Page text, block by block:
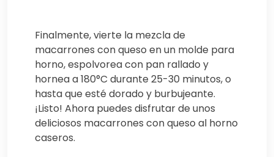
Finalmente, vierte la mezcla de
macarrones con queso en un molde para
horno, espolvorea con pan rallado y
hornea a 180°C durante 25-30 minutos, o
hasta que esté dorado y burbujeante.
¡Listo! Ahora puedes disfrutar de unos
deliciosos macarrones con queso al horno
caseros.